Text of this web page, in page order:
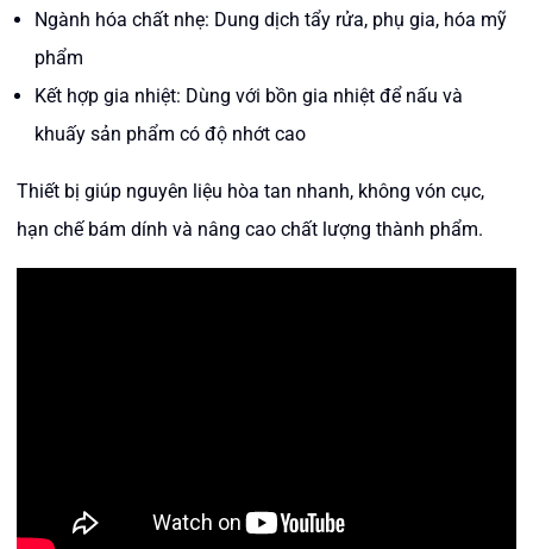
Ngành hóa chất nhẹ: Dung dịch tẩy rửa, phụ gia, hóa mỹ
phẩm
Kết hợp gia nhiệt: Dùng với bồn gia nhiệt để nấu và
khuấy sản phẩm có độ nhớt cao
Thiết bị giúp nguyên liệu hòa tan nhanh, không vón cục,
hạn chế bám dính và nâng cao chất lượng thành phẩm.